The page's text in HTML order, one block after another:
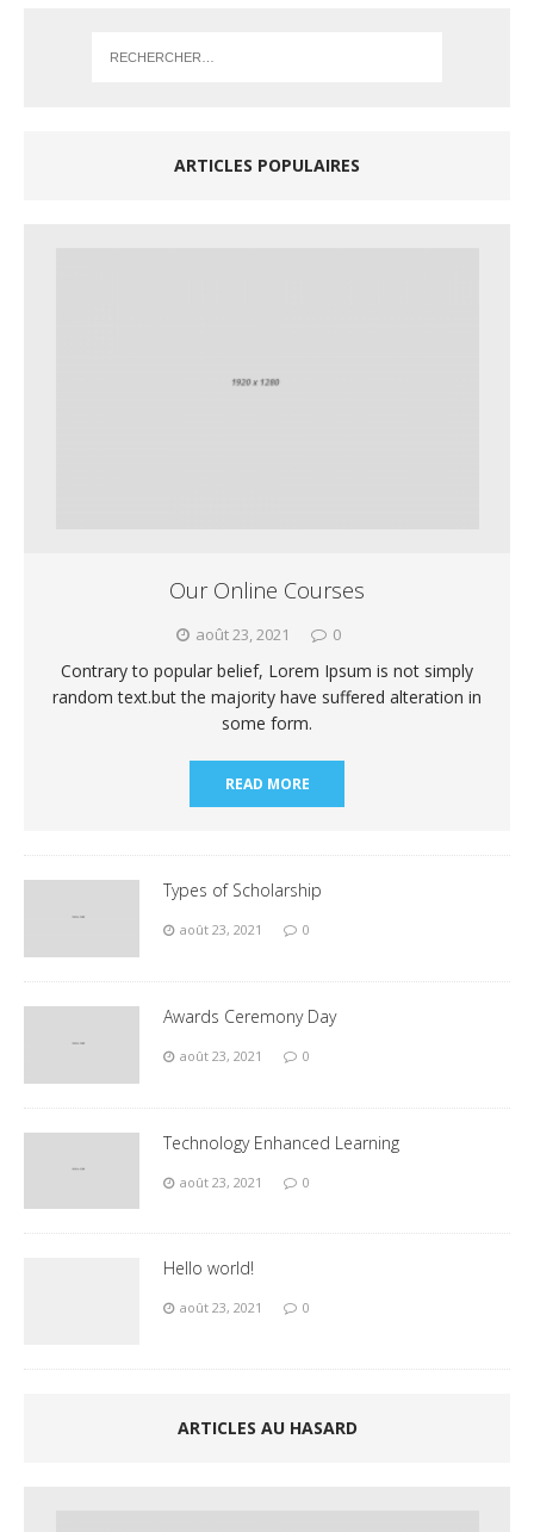
ARTICLES POPULAIRES
Our Online Courses
août 23, 2021 0
Contrary to popular belief, Lorem Ipsum is not simply
random text.but the majority have suffered alteration in
some form.
READ MORE
Types of Scholarship
août 23, 2021 0
Awards Ceremony Day
août 23, 2021 0
Technology Enhanced Learning
août 23, 2021 0
Hello world!
août 23, 2021 0
ARTICLES AU HASARD